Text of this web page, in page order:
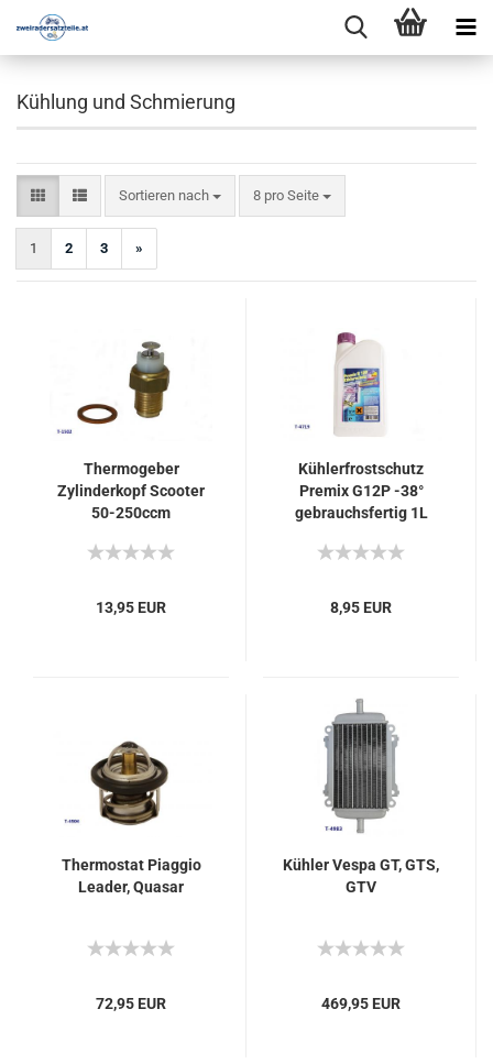
Kühlung und Schmierung
Sortieren nach
Sortieren nach 8 pro Seite
pro Seite
1 2 3 »
Thermogeber
Zylinderkopf Scooter
50-250ccm
13,95 EUR
Kühlerfrostschutz
Premix G12P -38°
gebrauchsfertig 1L
8,95 EUR
Thermostat Piaggio
Leader, Quasar
72,95 EUR
Kühler Vespa GT, GTS,
GTV
469,95 EUR